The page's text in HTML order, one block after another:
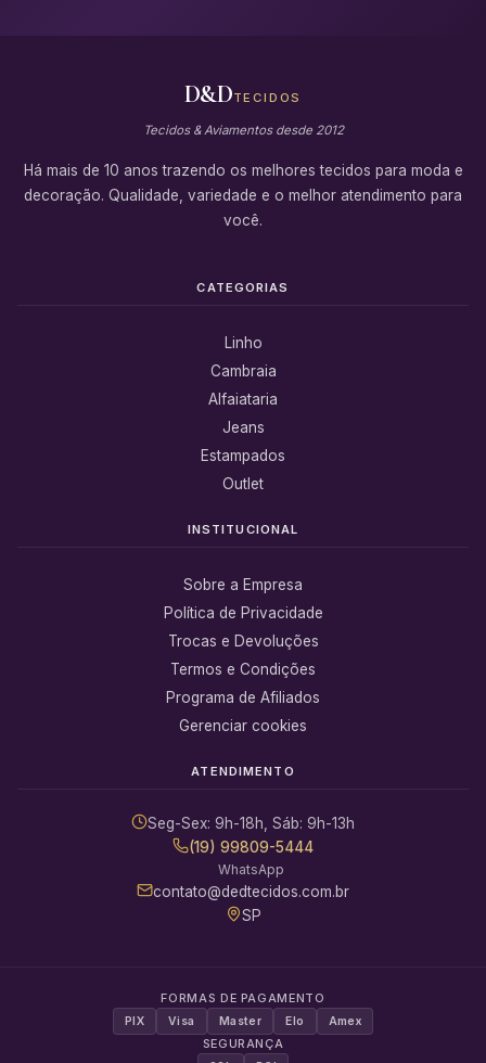
D&DTECIDOS
Tecidos & Aviamentos desde 2012
Há mais de 10 anos trazendo os melhores tecidos para moda e
decoração. Qualidade, variedade e o melhor atendimento para
você.
CATEGORIAS
Linho
Cambraia
Alfaiataria
Jeans
Estampados
Outlet
INSTITUCIONAL
Sobre a Empresa
Política de Privacidade
Trocas e Devoluções
Termos e Condições
Programa de Afiliados
Gerenciar cookies
ATENDIMENTO
Seg-Sex: 9h-18h, Sáb: 9h-13h
(19) 99809-5444
WhatsApp
contato@dedtecidos.com.br
SP
FORMAS DE PAGAMENTO
PIX Visa Master Elo Amex
SEGURANÇA